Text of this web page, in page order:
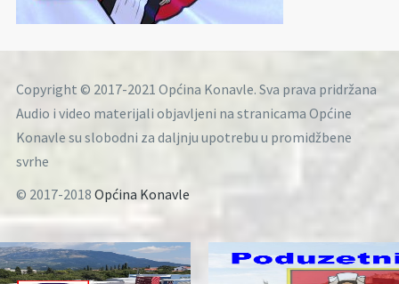
Copyright © 2017-2021 Općina Konavle. Sva prava pridržana
Audio i video materijali objavljeni na stranicama Općine
Konavle su slobodni za daljnju upotrebu u promidžbene
svrhe
© 2017-2018 Općina Konavle